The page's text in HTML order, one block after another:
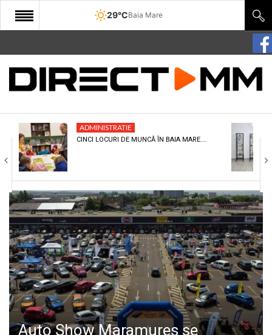
29°CBaia Mare
START
COMUNITATE
CULTURA
ECONOMIE
SANATATE
SPORT
SPECIAL
POLITIC
LIFE
ADMINISTRATIE
CINCI LOCURI DE MUNCĂ ÎN BAIA MARE.…
Auto Show Maramureș se